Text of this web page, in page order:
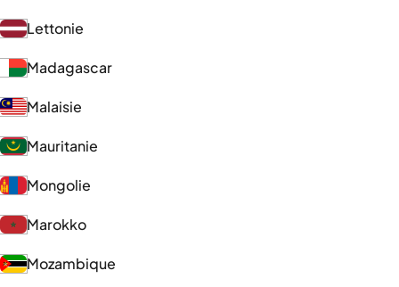
Lettonie
Madagascar
Malaisie
Mauritanie
Mongolie
Marokko
Mozambique